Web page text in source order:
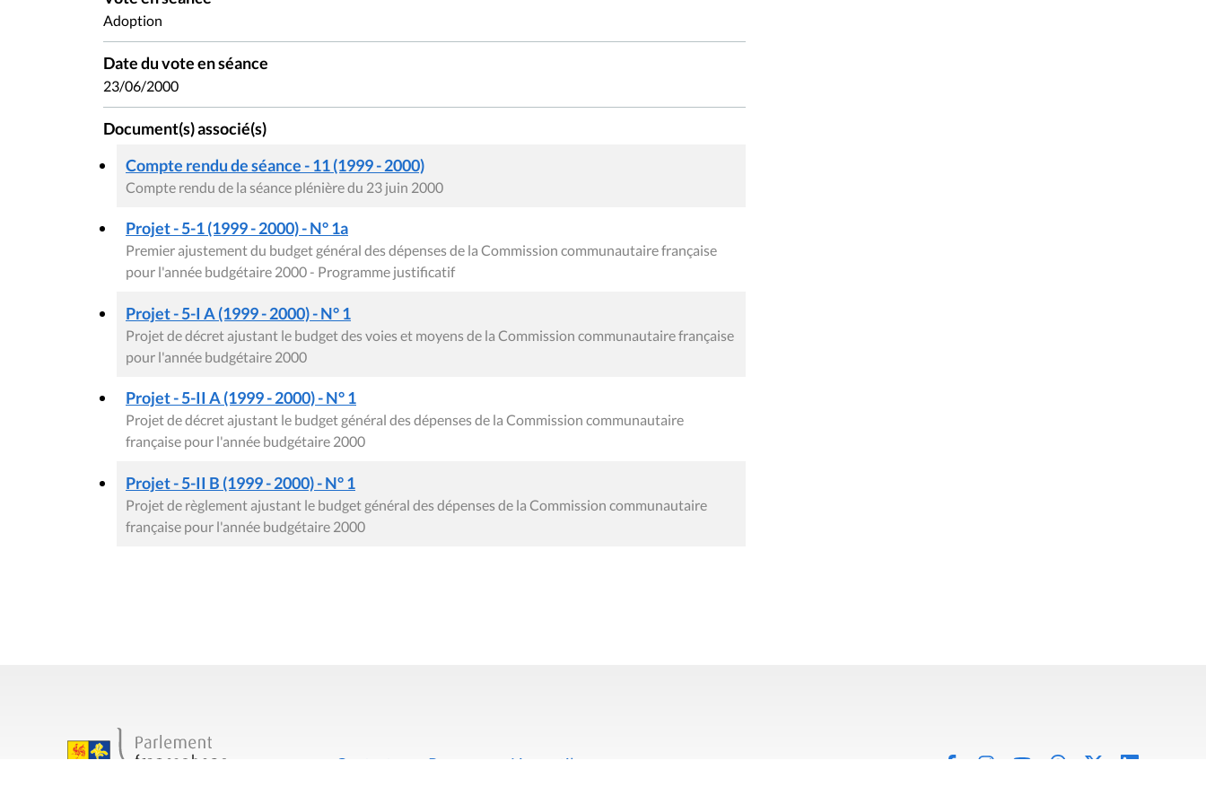
Adoption
Date du vote en séance
23/06/2000
Document(s) associé(s)
Compte rendu de séance - 11 (1999 - 2000)
Compte rendu de la séance plénière du 23 juin 2000
Projet - 5-1 (1999 - 2000) - N° 1a
Premier ajustement du budget général des dépenses de la Commission communautaire française
pour l'année budgétaire 2000 - Programme justificatif
Projet - 5-I A (1999 - 2000) - N° 1
Projet de décret ajustant le budget des voies et moyens de la Commission communautaire française
pour l'année budgétaire 2000
Projet - 5-II A (1999 - 2000) - N° 1
Projet de décret ajustant le budget général des dépenses de la Commission communautaire
française pour l'année budgétaire 2000
Projet - 5-II B (1999 - 2000) - N° 1
Projet de règlement ajustant le budget général des dépenses de la Commission communautaire
française pour l'année budgétaire 2000
Contact Presse Liens utiles